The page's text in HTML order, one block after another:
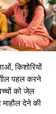
आवास में पांच
गिरने से
किशोरियों
पहल करने
को जेल
माहौल देने की